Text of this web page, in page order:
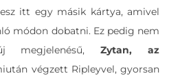
itt egy másik kártya, amivel
módon dobatni. Ez pedig nem
megjelenésű,Zytan, az
végzett Ripleyvel, gyorsan